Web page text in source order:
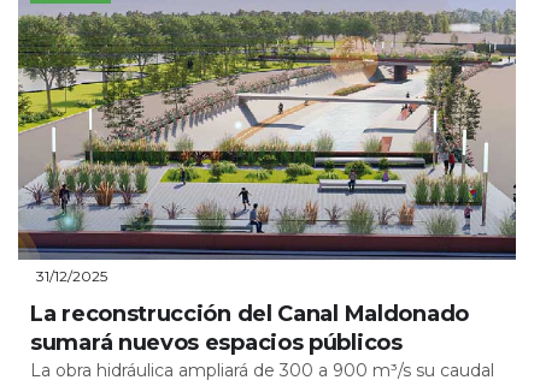
31/12/2025
La reconstrucción del Canal Maldonado
sumará nuevos espacios públicos
La obra hidráulica ampliará de 300 a 900 m³/s su caudal